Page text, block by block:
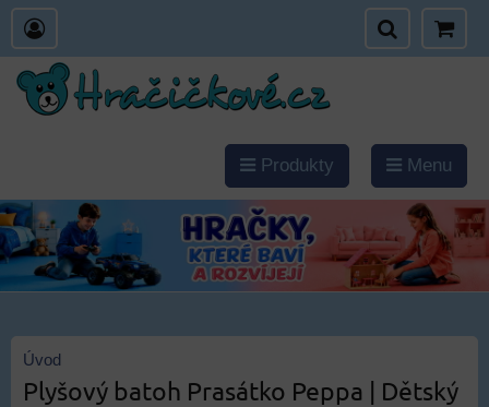
Produkty Menu
Úvod
Plyšový batoh Prasátko Peppa | Dětský